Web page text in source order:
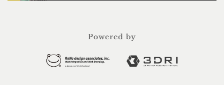
Powered by